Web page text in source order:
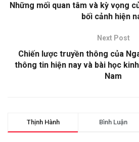
Những mối quan tâm và kỳ vọng
bối cảnh hiện
Next Post
Chiến lược truyền thông của
thông tin hiện nay và bài học
Nam
Thịnh Hành Bình Luận